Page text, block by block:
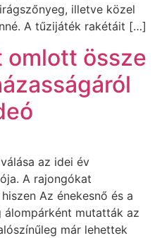
illetve közel
A tűzijáték rakétáit […]
omlott össze
az idei év
A rajongókat
Az énekesnő és a
mutatták az
már lehettek